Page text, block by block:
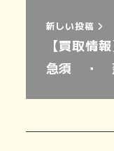
新しい投稿
【買取情
急須 ・